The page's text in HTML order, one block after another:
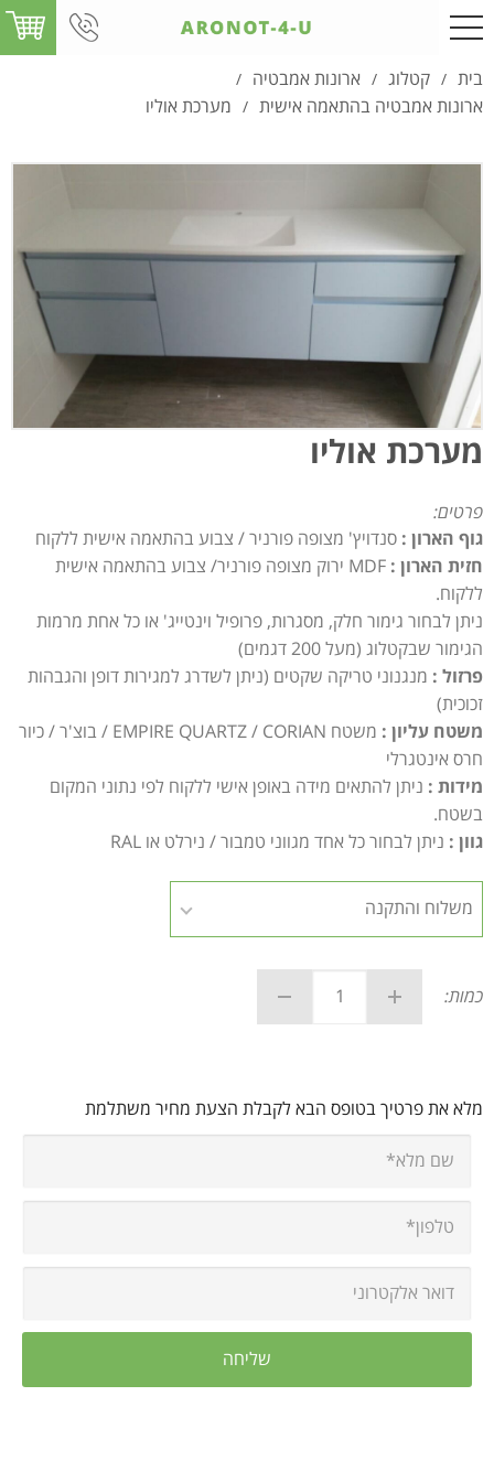
בית / קטלוג / ארונות אמבטיה /
ארונות אמבטיה בהתאמה אישית / מערכת אוליו
מערכת אוליו
פרטים:
גוף הארון : סנדויץ' מצופה פורניר / צבוע בהתאמה אישית ללקוח
חזית הארון :
MDF ירוק מצופה פורניר/ צבוע בהתאמה אישית
ללקוח.
ניתן לבחור גימור חלק, מסגרות, פרופיל וינטייג' או כל אחת מרמות
הגימור שבקטלוג (מעל 200 דגמים)
פרזול : מנגנוני טריקה שקטים (ניתן לשדרג למגירות דופן והגבהות
זכוכית)
משטח עליון :
משטח EMPIRE QUARTZ / CORIAN / בוצ'ר / כיור
חרס אינטגרלי
מידות : ניתן להתאים מידה באופן אישי ללקוח לפי נתוני המקום
בשטח.
גוון : ניתן לבחור כל אחד מגווני טמבור / נירלט או RAL
כמות:
מלא את פרטיך בטופס הבא לקבלת הצעת מחיר משתלמת